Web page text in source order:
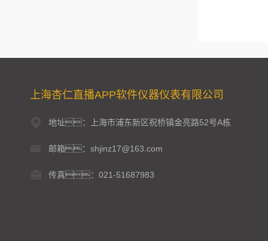
上海杏仁直播APP软件仪器仪表有限公司
地址：上海市浦东新区祝桥镇金亮路52号A栋
邮箱：shjinz17@163.com
传真：021-51687983